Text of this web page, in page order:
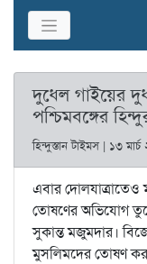
দুধেল গাইয়ের
পশ্চিমবঙ্গের
হিন্দুস্তান টাইমস | ১৩
এবার দোলযাত্রাতেও
তোষণের অভিযোগ তুলে
সুকান্ত মজুমদার।
মুসলিমদের তোষণ